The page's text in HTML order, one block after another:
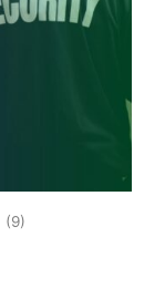
(9)